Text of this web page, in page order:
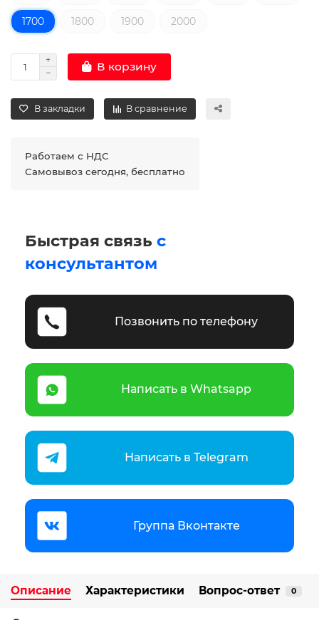
1700 1800 1900 2000
В корзину
В закладки В сравнение
Работаем с НДС
Самовывоз сегодня, бесплатно
Быстрая связь с
консультантом
Позвонить по телефону
Написать в Whatsapp
Написать в Telegram
Группа Вконтакте
Описание Характеристики Вопрос-ответ 0